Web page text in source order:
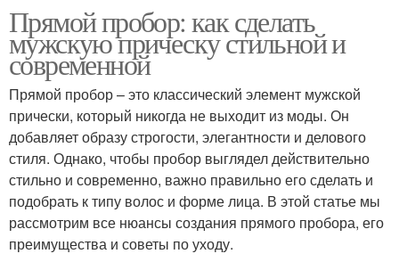
Прямой пробор: как сделать
мужскую прическу стильной и
современной
Прямой пробор – это классический элемент мужской
прически, который никогда не выходит из моды. Он
добавляет образу строгости, элегантности и делового
стиля. Однако, чтобы пробор выглядел действительно
стильно и современно, важно правильно его сделать и
подобрать к типу волос и форме лица. В этой статье мы
рассмотрим все нюансы создания прямого пробора, его
преимущества и советы по уходу.